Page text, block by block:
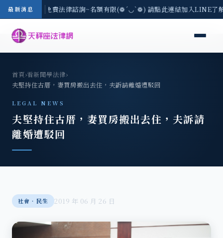
最新消息
8/3(一) 現場免費法律諮詢~名額有限(❁´◡`❁) 請點此連結加入LINE了
首頁›看新聞學法律›
夫堅持住古厝，妻買房搬出去住，夫訴請離婚遭駁回
LEGAL NEWS
夫堅持住古厝，妻買房搬出去住，夫訴請
離婚遭駁回
社會‧民生 2019 年 06 月 26 日